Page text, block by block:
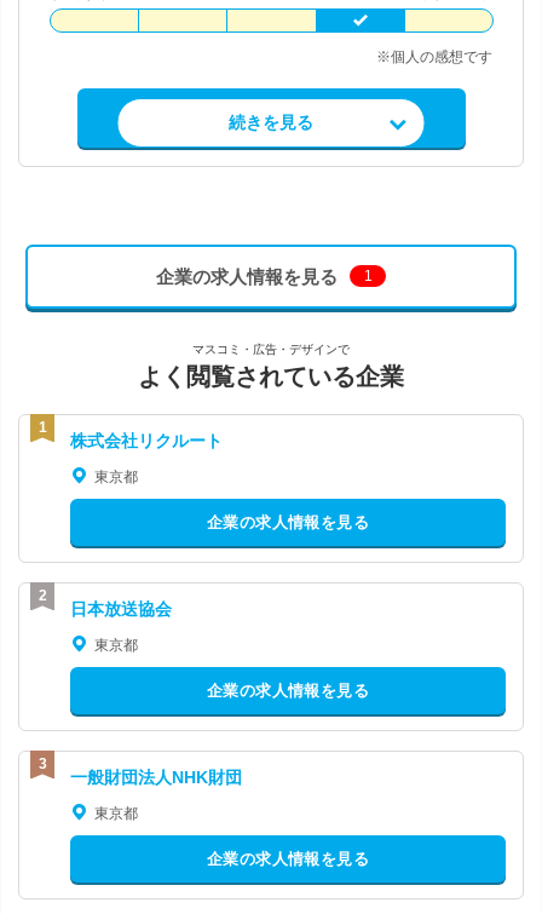
※個人の感想です
求人情報を見る
続きを見る
企業の求人情報を見る 1
マスコミ・広告・デザインで
よく閲覧されている企業
株式会社リクルート
東京都
企業の求人情報を見る
日本放送協会
東京都
企業の求人情報を見る
一般財団法人NHK財団
東京都
企業の求人情報を見る